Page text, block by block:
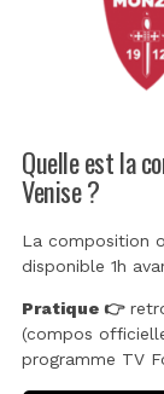
Quelle est la
Venise ?
La composition
disponible 1h
Pratique 👉
(compos
programme TV